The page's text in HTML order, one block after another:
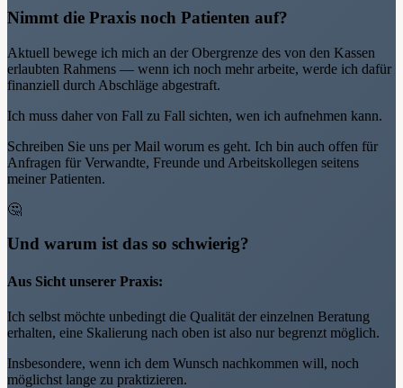
Nimmt die Praxis noch Patienten auf?
Aktuell bewege ich mich an der Obergrenze des von den Kassen
erlaubten Rahmens — wenn ich noch mehr arbeite, werde ich dafür
finanziell durch Abschläge abgestraft.
Ich muss daher von Fall zu Fall sichten, wen ich aufnehmen kann.
Schreiben Sie uns per Mail worum es geht. Ich bin auch offen für
Anfragen für Verwandte, Freunde und Arbeitskollegen seitens
meiner Patienten.
🤔
Und warum ist das so schwierig?
Aus Sicht unserer Praxis:
Ich selbst möchte unbedingt die Qualität der einzelnen Beratung
erhalten, eine Skalierung nach oben ist also nur begrenzt möglich.
Insbesondere, wenn ich dem Wunsch nachkommen will, noch
möglichst lange zu praktizieren.